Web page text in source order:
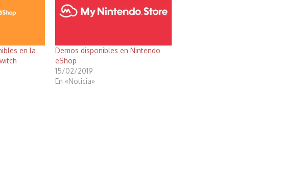
en la
Demos disponibles en Nintendo
eShop
15/02/2019
En «Noticia»